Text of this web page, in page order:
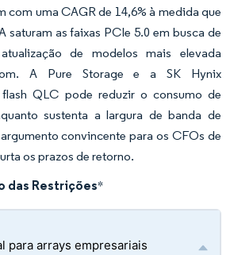
com uma CAGR de 14,6% à medida que
saturam as faixas PCIe 5.0 em busca de
de modelos mais elevada
A Pure Storage e a SK Hynix
QLC pode reduzir o consumo de
sustenta a largura de banda de
convincente para os CFOs de
os prazos de retorno.
das Restrições*
para arrays empresariais